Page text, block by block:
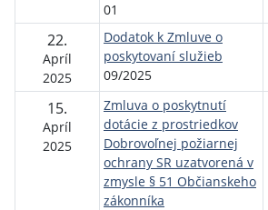
01
22.
Apríl
2025
Dodatok k Zmluve o
poskytovaní služieb
09/2025
15.
Apríl
2025
Zmluva o poskytnutí
dotácie z prostriedkov
Dobrovoľnej požiarnej
ochrany SR uzatvorená v
zmysle § 51 Občianskeho
zákonníka